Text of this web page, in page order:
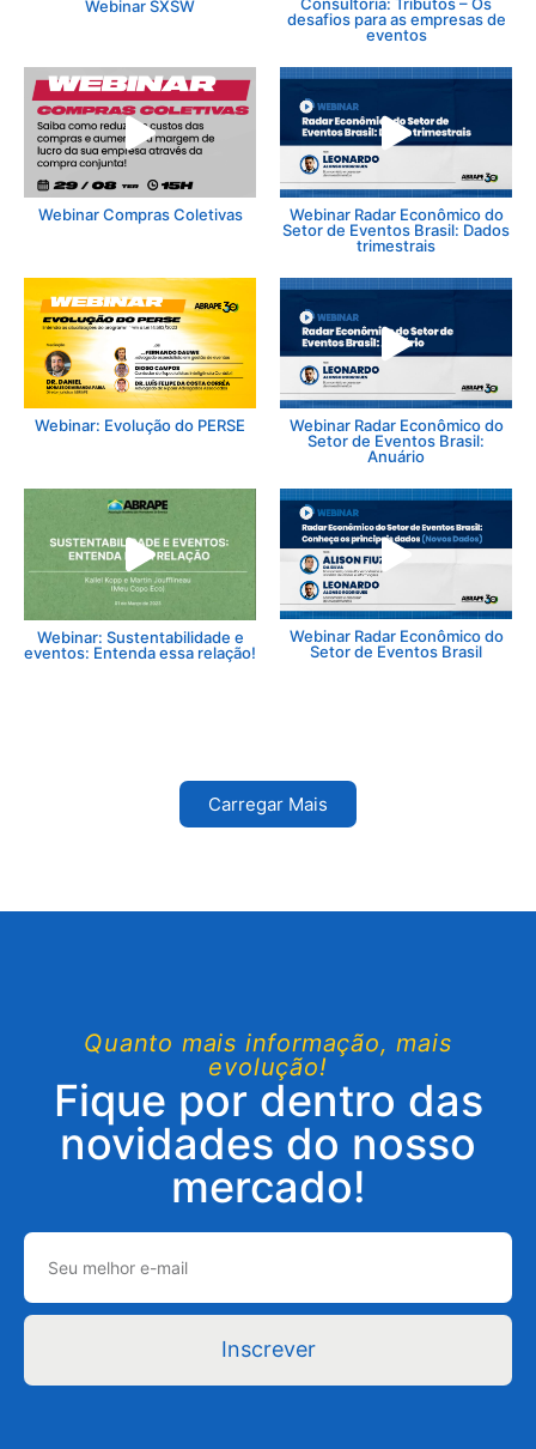
Webinar SXSW
desafios para as empresas de
eventos
Webinar Compras Coletivas
Webinar Radar Econômico do
Setor de Eventos Brasil: Dados
trimestrais
Webinar: Evolução do PERSE
Webinar Radar Econômico do
Setor de Eventos Brasil:
Anuário
Webinar: Sustentabilidade e
eventos: Entenda essa relação!
Webinar Radar Econômico do
Setor de Eventos Brasil
Carregar Mais
Quanto mais informação, mais
evolução!
Fique por dentro das
novidades do nosso
mercado!
Inscrever